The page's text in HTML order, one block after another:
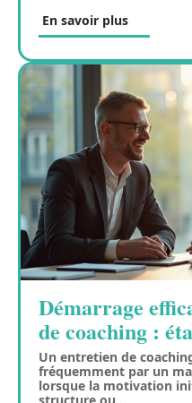
En savoir plus
Démarrage
de coaching :
Un entretien de
fréquemment par un
lorsque la motivation